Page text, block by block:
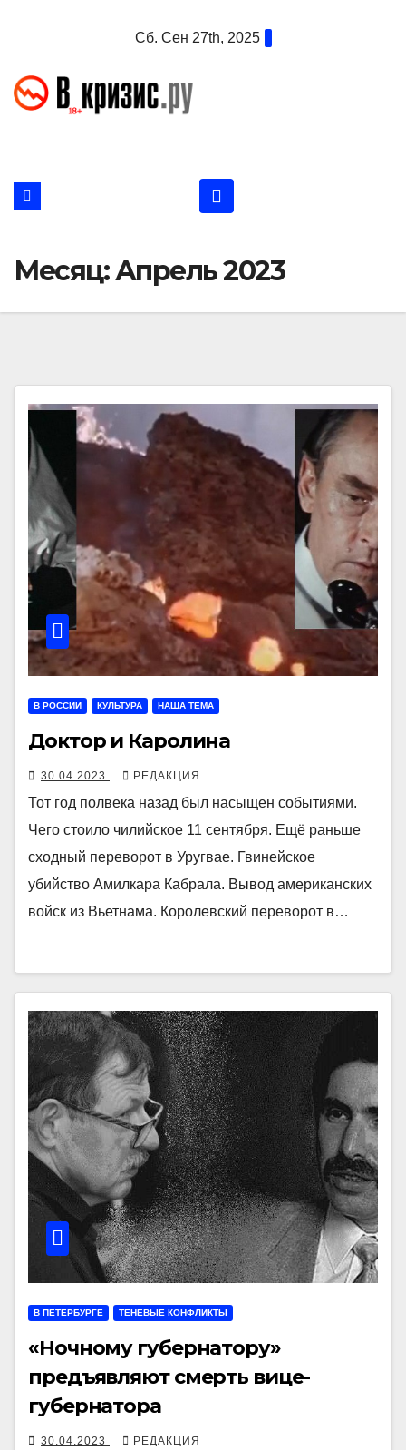
Сб. Сен 27th, 2025
Месяц:Апрель 2023
В РОССИИ КУЛЬТУРА НАША ТЕМА
Доктор и Каролина
30.04.2023 РЕДАКЦИЯ
Тот год полвека назад был насыщен событиями.
Чего стоило чилийское 11 сентября. Ещё раньше
сходный переворот в Уругвае. Гвинейское
убийство Амилкара Кабрала. Вывод американских
войск из Вьетнама. Королевский переворот в…
В ПЕТЕРБУРГЕ ТЕНЕВЫЕ КОНФЛИКТЫ
«Ночному губернатору»
предъявляют смерть вице-
губернатора
30.04.2023 РЕДАКЦИЯ